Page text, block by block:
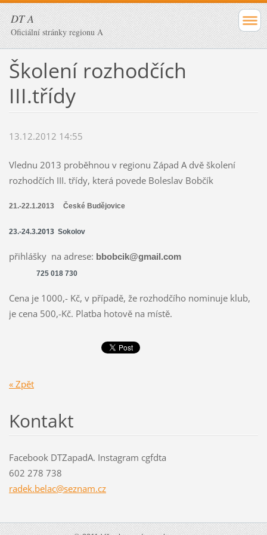
DT A
Oficiální stránky regionu A
Školení rozhodčích
III.třídy
13.12.2012 14:55
Vlednu 2013 proběhnou v regionu Západ A dvě školení
rozhodčích III. třídy, která povede Boleslav Bobčík
21.-22.1.2013 České Budějovice
23.-24.3.2013 Sokolov
přihlášky na adrese: bbobcik@gmail.com
725 018 730
Cena je 1000,- Kč, v případě, že rozhodčího nominuje klub,
je cena 500,-Kč. Platba hotově na místě.
« Zpět
Kontakt
Facebook DTZapadA. Instagram cgfdta
602 278 738
radek.belac@seznam.cz